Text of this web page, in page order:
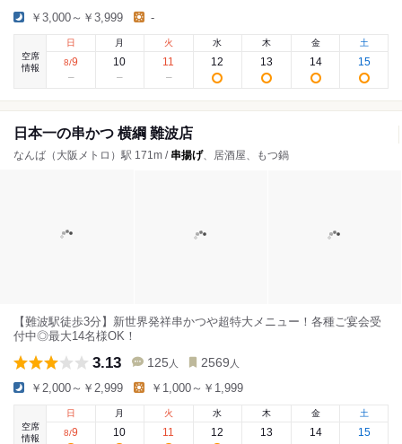
￥3,000～￥3,999 -
空席
情報
日
8/9
月
10
火
11
水
12
木
13
金
14
土
15
日本一の串かつ 横綱 難波店
なんば（大阪メトロ）駅 171m / 串揚げ、居酒屋、もつ鍋
【難波駅徒歩3分】新世界発祥串かつや超特大メニュー！各種ご宴会受
付中◎最大14名様OK！
3.13 125 人 2569 人
￥2,000～￥2,999 ￥1,000～￥1,999
空席
情報
日
8/9
月
10
火
11
水
12
木
13
金
14
土
15